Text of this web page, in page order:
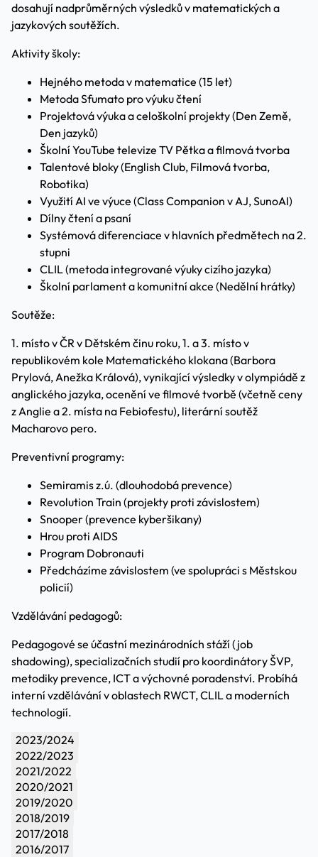
dosahují nadprůměrných výsledků v matematických a
jazykových soutěžích.
Aktivity školy:
Hejného metoda v matematice (15 let)
Metoda Sfumato pro výuku čtení
Projektová výuka a celoškolní projekty (Den Země,
Den jazyků)
Školní YouTube televize TV Pětka a filmová tvorba
Talentové bloky (English Club, Filmová tvorba,
Robotika)
Využití AI ve výuce (Class Companion v AJ, SunoAI)
Dílny čtení a psaní
Systémová diferenciace v hlavních předmětech na 2.
stupni
CLIL (metoda integrované výuky cizího jazyka)
Školní parlament a komunitní akce (Nedělní hrátky)
Soutěže:
1. místo v ČR v Dětském činu roku, 1. a 3. místo v
republikovém kole Matematického klokana (Barbora
Prylová, Anežka Králová), vynikající výsledky v olympiádě z
anglického jazyka, ocenění ve filmové tvorbě (včetně ceny
z Anglie a 2. místa na Febiofestu), literární soutěž
Macharovo pero.
Preventivní programy:
Semiramis z.ú. (dlouhodobá prevence)
Revolution Train (projekty proti závislostem)
Snooper (prevence kyberšikany)
Hrou proti AIDS
Program Dobronauti
Předcházíme závislostem (ve spolupráci s Městskou
policií)
Vzdělávání pedagogů:
Pedagogové se účastní mezinárodních stáží (job
shadowing), specializačních studií pro koordinátory ŠVP,
metodiky prevence, ICT a výchovné poradenství. Probíhá
interní vzdělávání v oblastech RWCT, CLIL a moderních
technologií.
2023/2024
2022/2023
2021/2022
2020/2021
2019/2020
2018/2019
2017/2018
2016/2017